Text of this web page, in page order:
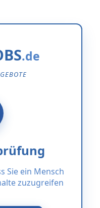
Sie ein Mensch
zuzugreifen